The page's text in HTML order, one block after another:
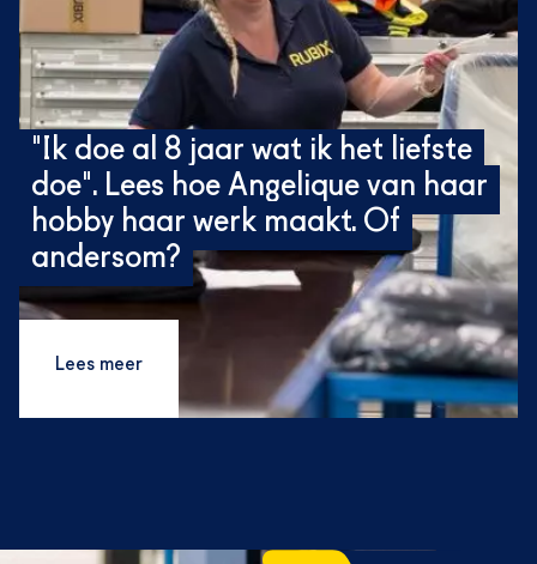
"Ik doe al 8 jaar wat ik het liefste
doe". Lees hoe Angelique van haar
hobby haar werk maakt. Of
andersom?
Lees meer